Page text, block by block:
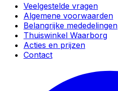
Veelgestelde vragen
Algemene voorwaarden
Belangrijke mededelingen
Thuiswinkel Waarborg
Acties en prijzen
Contact